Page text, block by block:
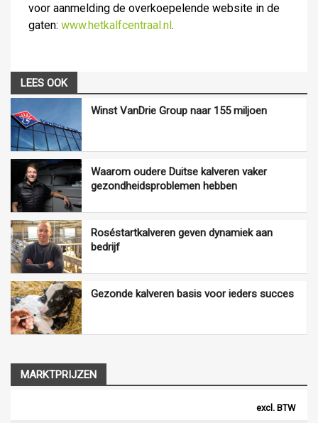
voor aanmelding de overkoepelende website in de
gaten: www.hetkalfcentraal.nl.
LEES OOK
Winst VanDrie Group naar 155 miljoen
Waarom oudere Duitse kalveren vaker
gezondheidsproblemen hebben
Roséstartkalveren geven dynamiek aan
bedrijf
Gezonde kalveren basis voor ieders succes
MARKTPRIJZEN
excl. BTW